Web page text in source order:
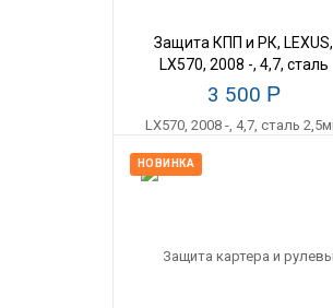
Защита КПП и РК, LEXUS,
LX570, 2008 -, 4,7, сталь
2,5мм
3 500 Р
НОВИНКА